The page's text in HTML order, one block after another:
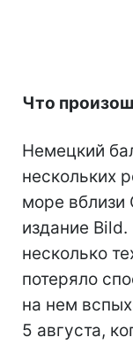
Что
Немецкий
нескольких
море
издание Bild.
несколько
потеряло
на нем
5 августа,